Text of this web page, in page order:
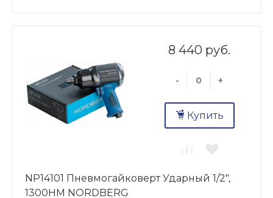
8 440 руб.
- +
Купить
NP14101 Пневмогайковерт Ударный 1/2",
1300НМ NORDBERG